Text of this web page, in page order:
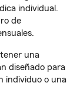
individual.
de
una
diseñado para
individuo o una